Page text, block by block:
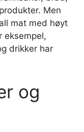
Men
mat med høyt
eksempel,
drikker har
og